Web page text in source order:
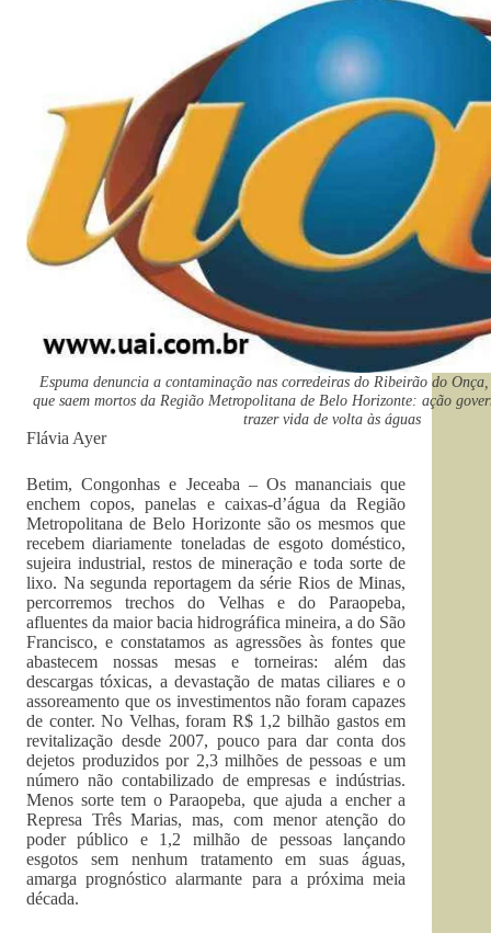
Espuma denuncia a contaminação nas corredeiras do Ribeirão do
que saem mortos da Região Metropolitana de Belo Horizonte: ação
trazer vida de volta às águas
Flávia Ayer
Betim, Congonhas e Jeceaba – Os mananciais que
enchem copos, panelas e caixas-d’água da Região
Metropolitana de Belo Horizonte são os mesmos que
recebem diariamente toneladas de esgoto doméstico,
sujeira industrial, restos de mineração e toda sorte de
lixo. Na segunda reportagem da série Rios de Minas,
percorremos trechos do Velhas e do Paraopeba,
afluentes da maior bacia hidrográfica mineira, a do São
Francisco, e constatamos as agressões às fontes que
abastecem nossas mesas e torneiras: além das
descargas tóxicas, a devastação de matas ciliares e o
assoreamento que os investimentos não foram capazes
de conter. No Velhas, foram R$ 1,2 bilhão gastos em
revitalização desde 2007, pouco para dar conta dos
dejetos produzidos por 2,3 milhões de pessoas e um
número não contabilizado de empresas e indústrias.
Menos sorte tem o Paraopeba, que ajuda a encher a
Represa Três Marias, mas, com menor atenção do
poder público e 1,2 milhão de pessoas lançando
esgotos sem nenhum tratamento em suas águas,
amarga prognóstico alarmante para a próxima meia
década.